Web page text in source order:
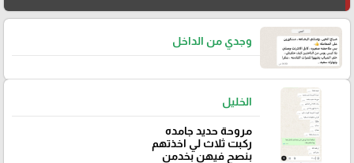
وجدي من الداخل
الخليل
مروحة حديد جامده
ركبت ثلاث لي اخذتهم
بنصح فيهن بخدمن